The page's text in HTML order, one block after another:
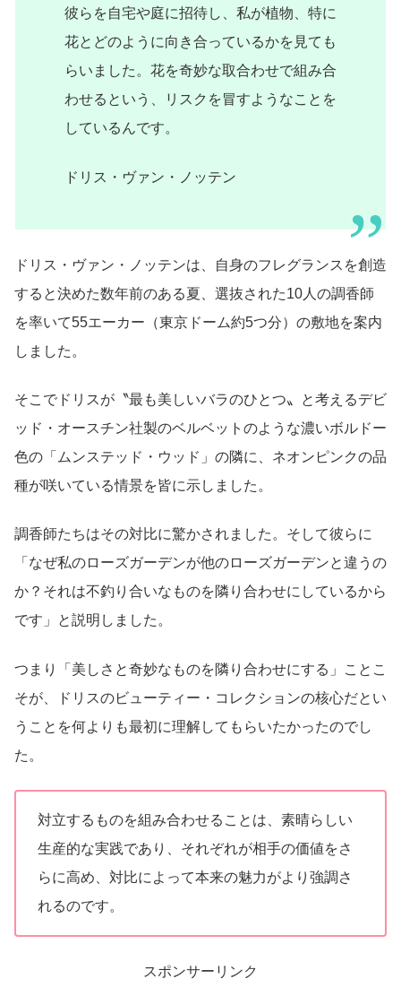
彼らを自宅や庭に招待し、私が植物、特に
花とどのように向き合っているかを見ても
らいました。花を奇妙な取合わせで組み合
わせるという、リスクを冒すようなことを
しているんです。
ドリス・ヴァン・ノッテン
ドリス・ヴァン・ノッテンは、自身のフレグランスを創造
すると決めた数年前のある夏、選抜された10人の調香師
を率いて55エーカー（東京ドーム約5つ分）の敷地を案内
しました。
そこでドリスが〝最も美しいバラのひとつ〟と考えるデビ
ッド・オースチン社製のベルベットのような濃いボルドー
色の「ムンステッド・ウッド」の隣に、ネオンピンクの品
種が咲いている情景を皆に示しました。
調香師たちはその対比に驚かされました。そして彼らに
「なぜ私のローズガーデンが他のローズガーデンと違うの
か？それは不釣り合いなものを隣り合わせにしているから
です」と説明しました。
つまり「美しさと奇妙なものを隣り合わせにする」ことこ
そが、ドリスのビューティー・コレクションの核心だとい
うことを何よりも最初に理解してもらいたかったのでし
た。
対立するものを組み合わせることは、素晴らしい
生産的な実践であり、それぞれが相手の価値をさ
らに高め、対比によって本来の魅力がより強調さ
れるのです。
スポンサーリンク